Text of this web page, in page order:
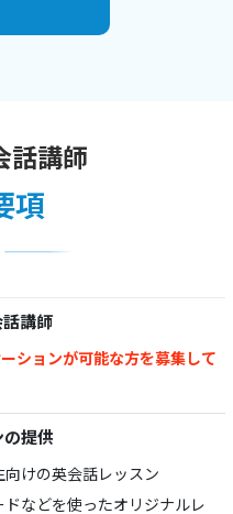
話講師
項
講師
ションが可能な方を募集して
提供
けの英会話レッスン
などを使ったオリジナルレ